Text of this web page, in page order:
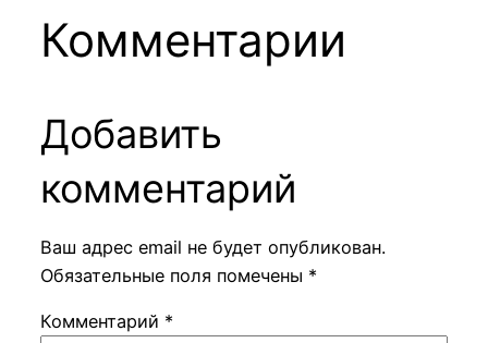
Комментарии
Добавить
комментарий
Ваш адрес email не будет опубликован.
Обязательные поля помечены *
Комментарий *